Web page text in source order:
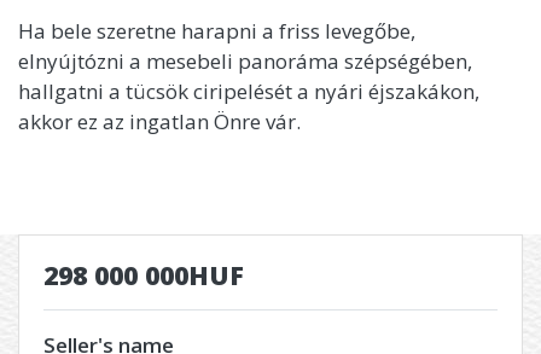
Ha bele szeretne harapni a friss levegőbe,
elnyújtózni a mesebeli panoráma szépségében,
hallgatni a tücsök ciripelését a nyári éjszakákon,
akkor ez az ingatlan Önre vár.
298 000 000HUF
Seller's name